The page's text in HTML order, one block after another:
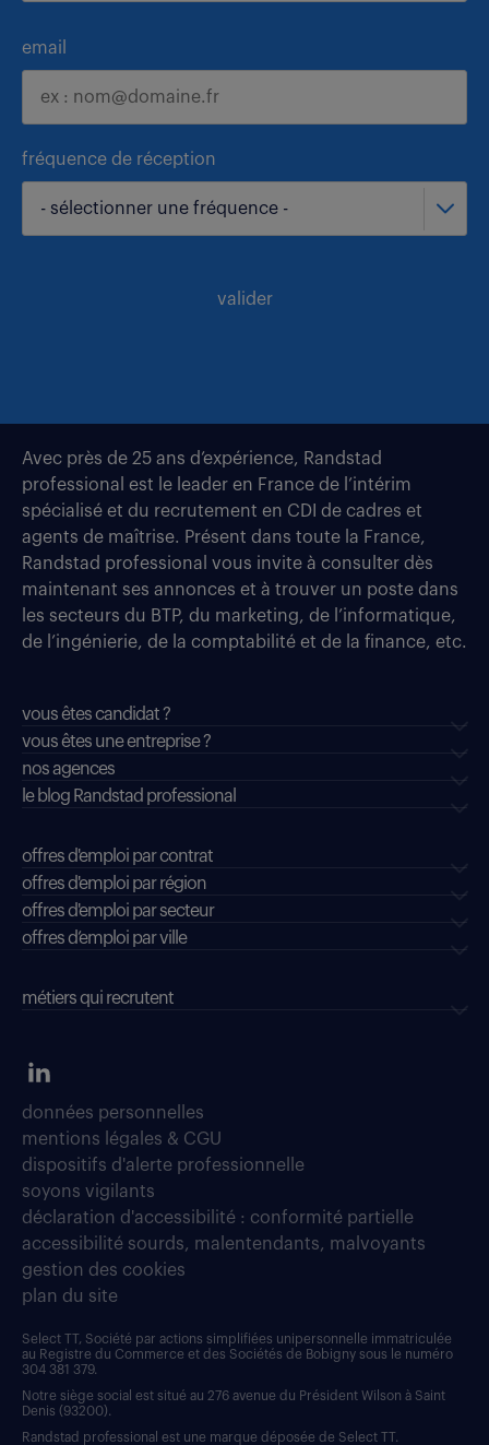
email
fréquence de réception
- sélectionner une fréquence -
valider
Avec près de 25 ans d’expérience, Randstad
professional est le leader en France de l’intérim
spécialisé et du recrutement en CDI de cadres et
agents de maîtrise. Présent dans toute la France,
Randstad professional vous invite à consulter dès
maintenant ses annonces et à trouver un poste dans
les secteurs du BTP, du marketing, de l’informatique,
de l’ingénierie, de la comptabilité et de la finance, etc.
vous êtes candidat ?
vous êtes une entreprise ?
nos agences
le blog Randstad professional
offres d'emploi par contrat
offres d'emploi par région
offres d'emploi par secteur
offres d’emploi par ville
métiers qui recrutent
données personnelles
mentions légales & CGU
dispositifs d'alerte professionnelle
soyons vigilants
déclaration d'accessibilité : conformité partielle
accessibilité sourds, malentendants, malvoyants
gestion des cookies
plan du site
Select TT, Société par actions simplifiées unipersonnelle immatriculée
au Registre du Commerce et des Sociétés de Bobigny sous le numéro
304 381 379.
Notre siège social est situé au 276 avenue du Président Wilson à Saint
Denis (93200).
Randstad professional est une marque déposée de Select TT.